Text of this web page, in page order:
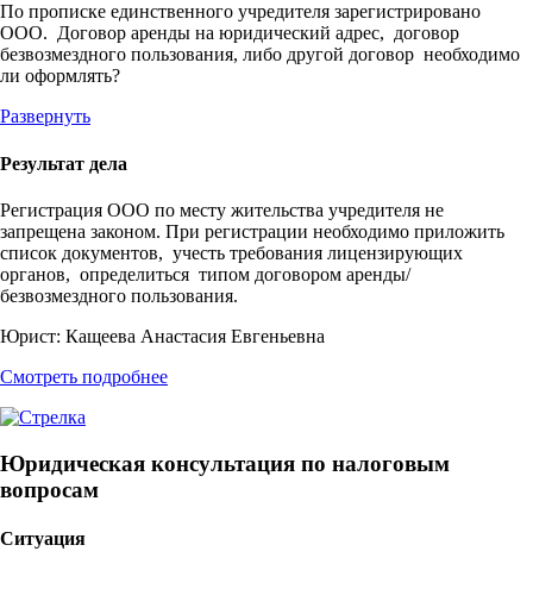
По прописке единственного учредителя зарегистрировано
ООО. Договор аренды на юридический адрес, договор
безвозмездного пользования, либо другой договор необходимо
ли оформлять?
Развернуть
Результат дела
Регистрация ООО по месту жительства учредителя не
запрещена законом. При регистрации необходимо приложить
список документов, учесть требования лицензирующих
органов, определиться типом договором аренды/
безвозмездного пользования.
Юрист: Кащеева Анастасия Евгеньевна
Смотреть подробнее
Юридическая консультация по налоговым
вопросам
Ситуация